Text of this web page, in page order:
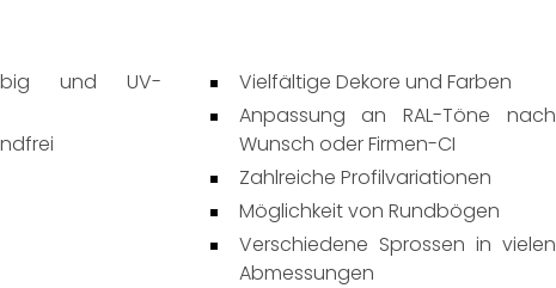
und UV-
Vielfältige Dekore und Farben
Anpassung an RAL-Töne nach
Wunsch oder Firmen-CI
Zahlreiche Profilvariationen
Möglichkeit von Rundbögen
Verschiedene Sprossen in vielen
Abmessungen